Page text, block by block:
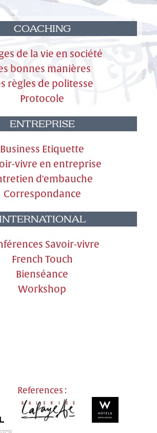
COACHING
de la vie en société
bonnes manières
règles de politesse
Protocole
ENTREPRISE
Business Etiquette
vivre en entreprise
d'embauche
Correspondance
Savoir-vivre
French Touch
Bienséance
Workshop
References :